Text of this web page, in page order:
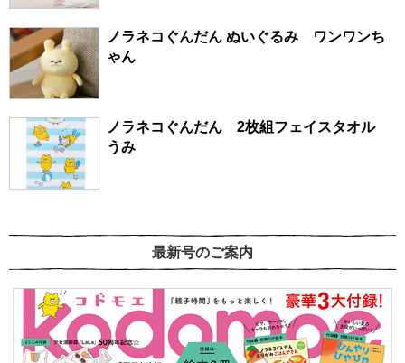
ノラネコぐんだん ぬいぐるみ ワンワンち
ゃん
ノラネコぐんだん 2枚組フェイスタオル
うみ
最新号のご案内